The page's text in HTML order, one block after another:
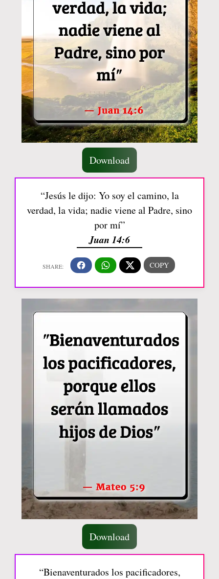
Download
“Jesús le dijo: Yo soy el camino, la
verdad, la vida; nadie viene al Padre, sino
por mí”
Juan 14:6
Download
“Bienaventurados los pacificadores,